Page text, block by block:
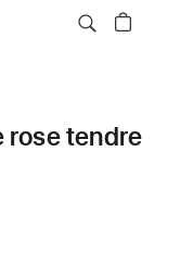
rose tendre